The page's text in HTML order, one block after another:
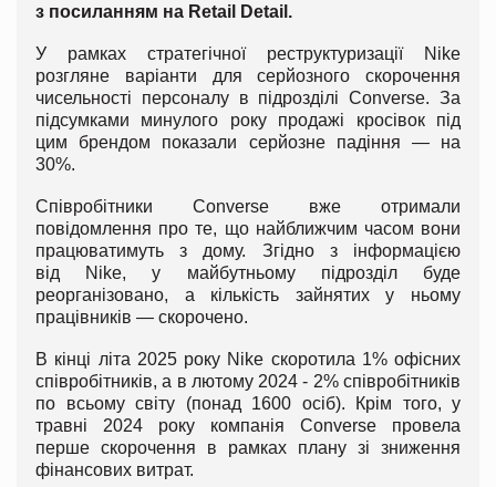
з посиланням на Retail Detail.
У рамках стратегічної реструктуризації Nike
розгляне варіанти для серйозного скорочення
чисельності персоналу в підрозділі Converse. За
підсумками минулого року продажі кросівок під
цим брендом показали серйозне падіння — на
30%.
Співробітники Converse вже отримали
повідомлення про те, що найближчим часом вони
працюватимуть з дому. Згідно з інформацією
від Nike, у майбутньому підрозділ буде
реорганізовано, а кількість зайнятих у ньому
працівників — скорочено.
В кінці літа 2025 року Nike скоротила 1% офісних
співробітників, а в лютому 2024 - 2% співробітників
по всьому світу (понад 1600 осіб). Крім того, у
травні 2024 року компанія Converse провела
перше скорочення в рамках плану зі зниження
фінансових витрат.